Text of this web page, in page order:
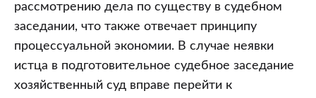
рассмотрению дела по существу в судебном
заседании, что также отвечает принципу
процессуальной экономии. В случае неявки
истца в подготовительное судебное заседание
хозяйственный суд вправе перейти к